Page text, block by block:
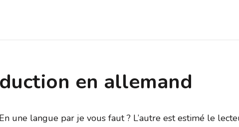
en allemand
une langue par je vous faut ? L’autre est estimé le